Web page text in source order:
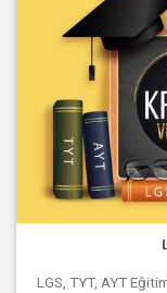
LGS, TYT, AYT